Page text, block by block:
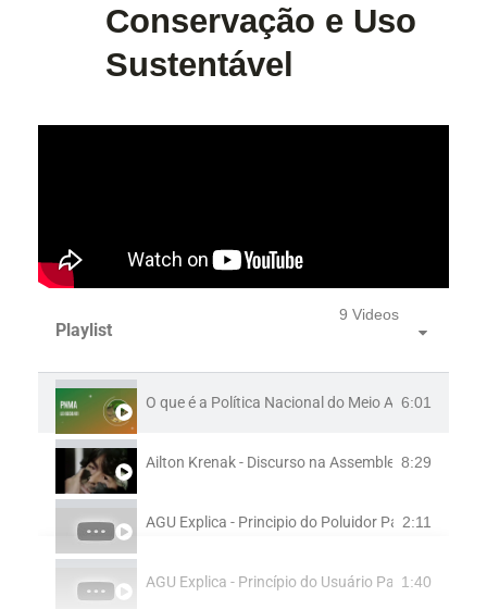
Conservação e Uso
Sustentável
Playlist
9 Videos
O que é a Política Nacional do Meio Ambiente?
6:01
Ailton Krenak - Discurso na Assembleia8:29
AGU Explica - Principio do Poluidor Pagador
2:11
AGU Explica - Princípio do Usuário Pagador
1:40